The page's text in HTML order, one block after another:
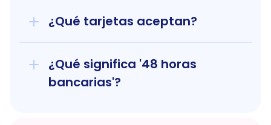
¿Qué tarjetas aceptan?
¿Qué significa '48 horas
bancarias'?